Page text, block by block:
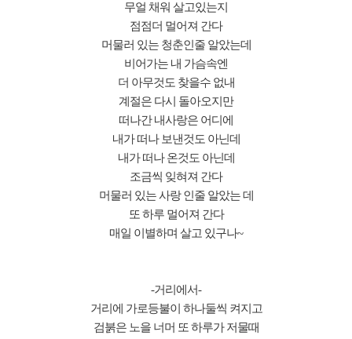
무얼 채워 살고있는지
점점더 멀어져 간다
머물러 있는 청춘인줄 알았는데
비어가는 내 가슴속엔
더 아무것도 찾을수 없내
계절은 다시 돌아오지만
떠나간 내사랑은 어디에
내가 떠나 보낸것도 아닌데
내가 떠나 온것도 아닌데
조금씩 잊혀져 간다
머물러 있는 사랑 인줄 알았는 데
또 하루 멀어져 간다
매일 이별하며 살고 있구나~
-거리에서-
거리에 가로등불이 하나둘씩 켜지고
검붉은 노을 너머 또 하루가 저물때